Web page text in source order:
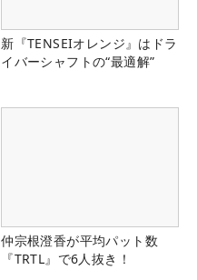
新『TENSEIオレンジ』はドラ
イバーシャフトの“最適解”
仲宗根澄香が平均パット数
『TRTL』で6人抜き！